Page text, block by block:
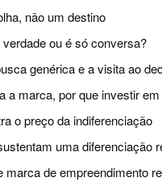
não um destino
ou é só conversa?
genérica e a visita ao
a marca, por que investir
o preço da indiferenciação
uma diferenciação
marca de empreendimento